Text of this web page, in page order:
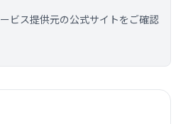
ビス提供元の公式サイトをご確認